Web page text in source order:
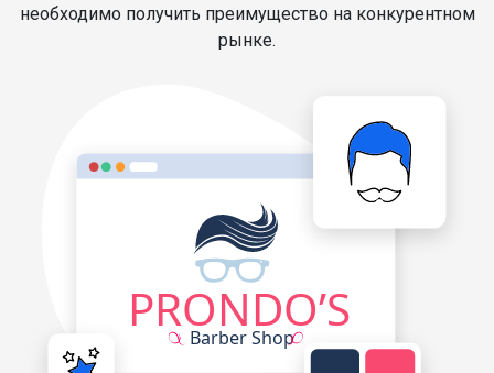
необходимо получить преимущество на конкурентном
рынке.